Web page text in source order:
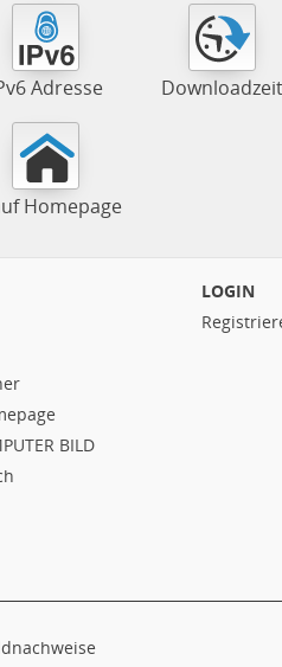
Adresse Downloadzeit
Homepage
BILD
LOGIN